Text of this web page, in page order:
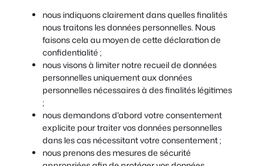
nous indiquons clairement dans quelles finalités
nous traitons les données personnelles. Nous
faisons cela au moyen de cette déclaration de
confidentialité ;
nous visons à limiter notre recueil de données
personnelles uniquement aux données
personnelles nécessaires à des finalités légitimes
;
nous demandons d'abord votre consentement
explicite pour traiter vos données personnelles
dans les cas nécessitant votre consentement ;
nous prenons des mesures de sécurité